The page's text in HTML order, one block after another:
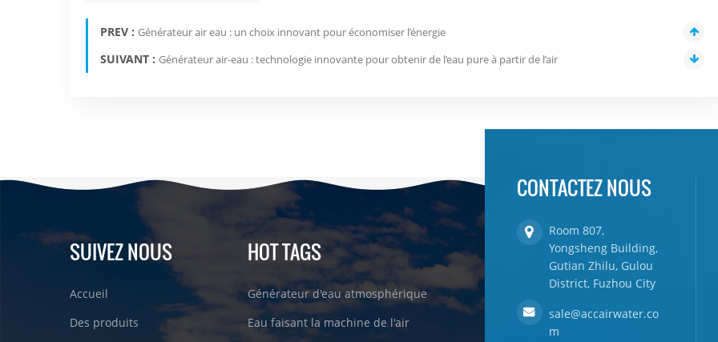
PREV : Générateur air eau : un choix innovant pour économiser l’énergie
SUIVANT : Générateur air-eau : technologie innovante pour obtenir de l’eau pure à partir de l’air
SUIVEZ NOUS
Accueil
Des produits
HOT TAGS
Générateur d'eau atmosphérique
Eau faisant la machine de l'air
CONTACTEZ NOUS
Room 807,
Yongsheng Building,
Gutian Zhilu, Gulou
District, Fuzhou City
sale@accairwater.co
m